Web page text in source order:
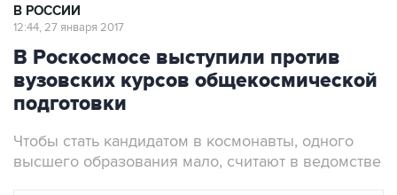
В РОССИИ
12:44, 27 января 2017
В Роскосмосе выступили против
вузовских курсов общекосмической
подготовки
Чтобы стать кандидатом в космонавты, одного
высшего образования мало, считают в ведомстве